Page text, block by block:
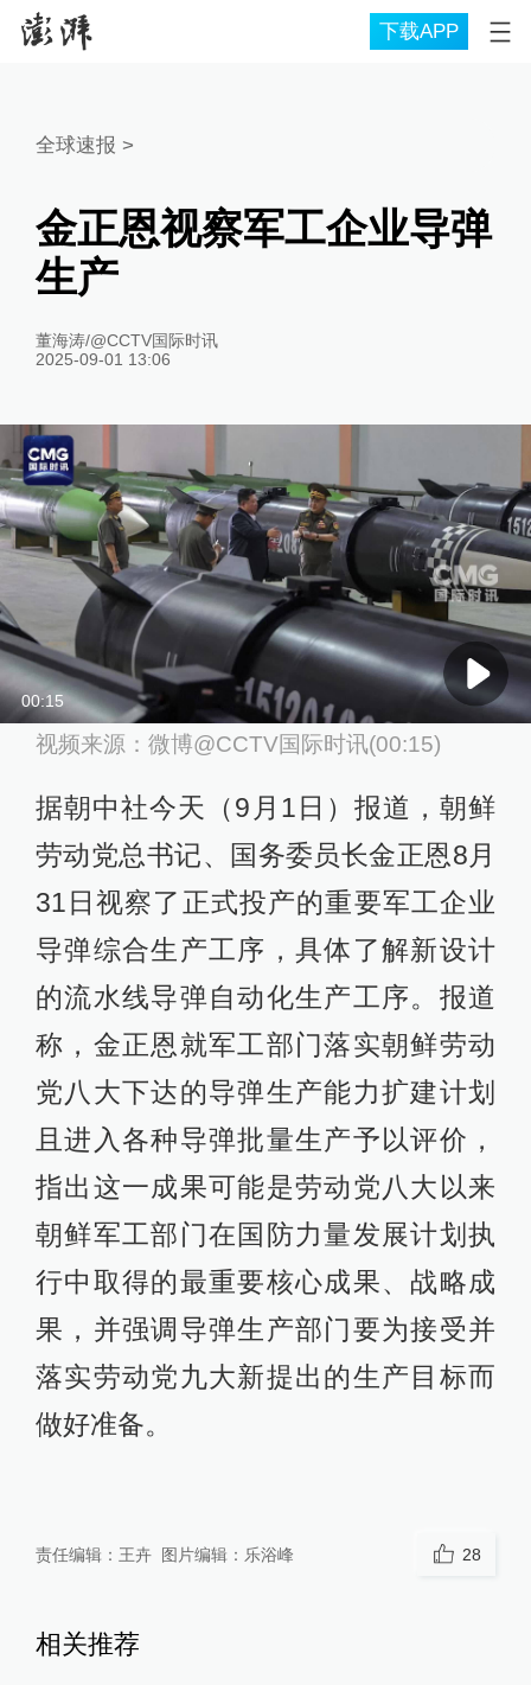
下载APP
全球速报 >
金正恩视察军工企业导弹
生产
董海涛/@CCTV国际时讯
2025-09-01 13:06
00:15
视频来源：微博@CCTV国际时讯(00:15)
据朝中社今天（9月1日）报道，朝鲜
劳动党总书记、国务委员长金正恩8月
31日视察了正式投产的重要军工企业
导弹综合生产工序，具体了解新设计
的流水线导弹自动化生产工序。报道
称，金正恩就军工部门落实朝鲜劳动
党八大下达的导弹生产能力扩建计划
且进入各种导弹批量生产予以评价，
指出这一成果可能是劳动党八大以来
朝鲜军工部门在国防力量发展计划执
行中取得的最重要核心成果、战略成
果，并强调导弹生产部门要为接受并
落实劳动党九大新提出的生产目标而
做好准备。
责任编辑： 王卉 图片编辑： 乐浴峰 28
相关推荐